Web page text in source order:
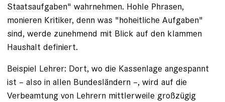
Staatsaufgaben" wahrnehmen. Hohle ­Phrasen,
monieren Kritiker, denn was "hoheitliche Aufgaben"
sind, werde zunehmend mit Blick auf den klammen
Haushalt definiert.
Beispiel Lehrer: Dort, wo die Kassenlage angespannt
ist – also in allen Bundesländern –, wird auf die
Verbeamtung von Lehrern mittlerweile großzügig